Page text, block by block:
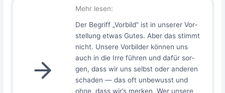
Mehr lesen:
Der Begriff „Vor­bild” ist in unse­rer Vor­
stel­lung etwas Gutes. Aber das stimmt
nicht. Unse­re Vor­bil­der kön­nen uns
auch in die Irre füh­ren und dafür sor­
gen, dass wir uns selbst oder ande­ren
scha­den — das oft unbe­wusst und
ohne, dass wir’s mer­ken. Wer unse­re